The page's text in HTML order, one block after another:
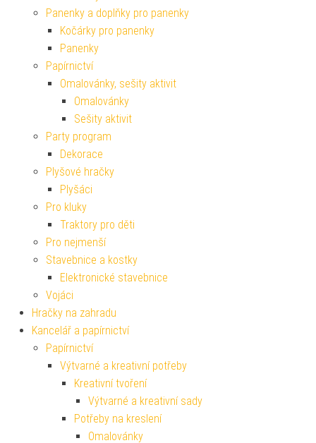
Panenky a doplňky pro panenky
Kočárky pro panenky
Panenky
Papírnictví
Omalovánky, sešity aktivit
Omalovánky
Sešity aktivit
Party program
Dekorace
Plyšové hračky
Plyšáci
Pro kluky
Traktory pro děti
Pro nejmenší
Stavebnice a kostky
Elektronické stavebnice
Vojáci
Hračky na zahradu
Kancelář a papírnictví
Papírnictví
Výtvarné a kreativní potřeby
Kreativní tvoření
Výtvarné a kreativní sady
Potřeby na kreslení
Omalovánky